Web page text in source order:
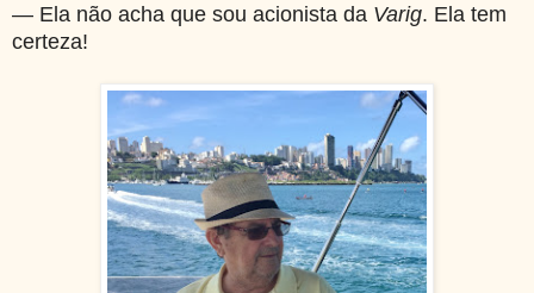
— Ela não acha que sou acionista da Varig. Ela tem
certeza!